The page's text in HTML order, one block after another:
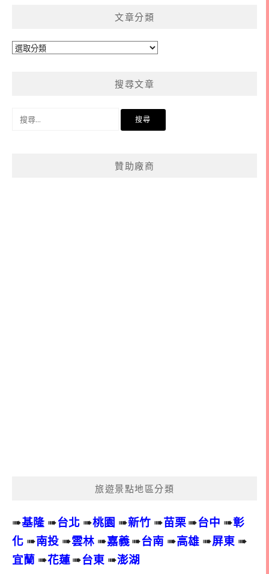
文章分類
文
搜尋文章
贊助廠商
旅遊景點地區分類
➠基隆 ➠台北 ➠桃園 ➠新竹 ➠苗栗➠台中 ➠彰
化 ➠南投 ➠雲林 ➠嘉義➠台南 ➠高雄 ➠屏東 ➠
宜蘭 ➠花蓮➠台東 ➠澎湖